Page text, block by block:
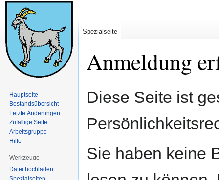
Anmeldung
Navigation
Suche
Diese Seite ist
Sie haben keine
Spezialseite
Hauptseite
Bestandsübersicht
Letzte Änderungen
Zufällige Seite
Arbeitsgruppe
Hilfe
Werkzeuge
Datei hochladen
Spezialseiten